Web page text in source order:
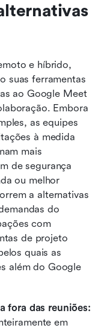
e híbrido,
suas ferramentas
ao Google Meet
Embora
as equipes
à medida
mais
de segurança
ou melhor
a alternativas
do
com
de projeto
quais as
além do Google
em